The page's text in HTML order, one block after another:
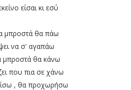
είσαι κι εσύ
μπροστά θα πάω
να σ' αγαπάω
μπροστά θα κάνω
που πια σε χάνω
, θα προχωρήσω